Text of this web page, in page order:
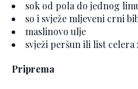
sok od pola do jednog
so i svježe mljeveni crni
maslinovo ulje
svježi peršun ili list celera
Priprema